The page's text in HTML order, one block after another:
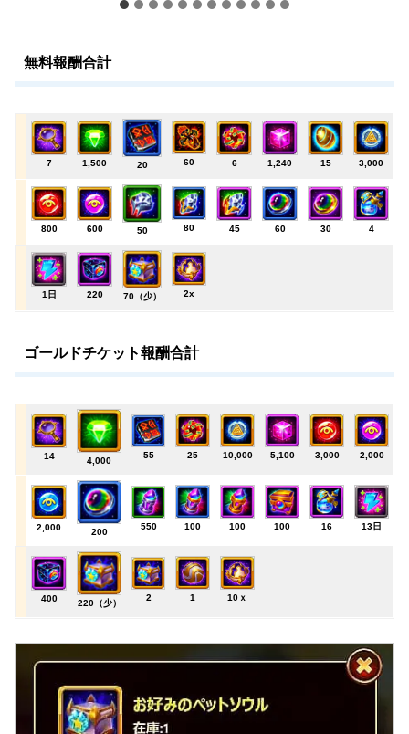
無料報酬合計
7 1,500 20 60 6 1,240 15 3,000
800 600 50 80 45 60 30 4
1日 220 70（少） 2x
ゴールドチケット報酬合計
14 4,000
55 25 10,000 5,100 3,000 2,000
2,000 200
550 100 100 100 16 13日
400 220（少）
2 1 10ｘ